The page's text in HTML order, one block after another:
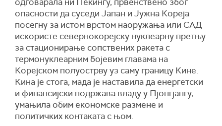
опасности да суседи Јапан и Јужна Кореја
посегну за истом врстом наоружања или САД
искористе севернокорејску нуклеарну претњу
за стационирање сопствених ракета с
термонуклеарним бојевим главама на
Корејском полуострву уз саму границу Кине.
Кина је стога, мада је наставила да енергетски
и финансијски подржава владу у Пјонгјангу,
умањила обим економске размене и
политичких контаката с њом.